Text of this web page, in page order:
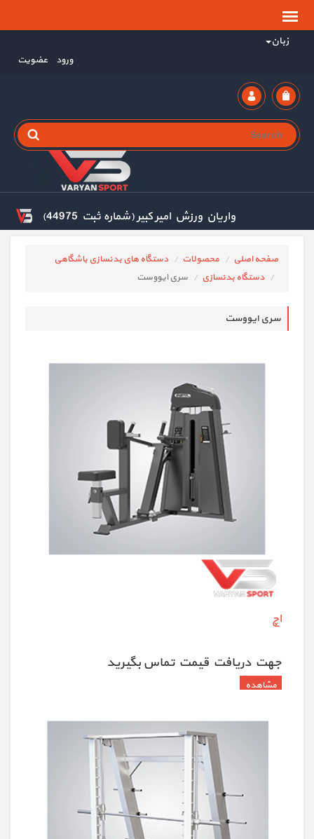
زبان
ورود عضویت
واریان ورزش امیر کبیر (شماره ثبت 44975)
صفحه اصلی محصولات
دستگاه های بدنسازی باشگاهی
دستگاه بدنسازی
سری ایووست
سری ایووست
اچ
جهت دريافت قيمت تماس بگيريد